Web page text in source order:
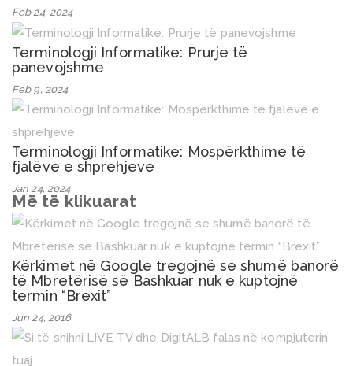
Feb 24, 2024
Terminologji Informatike: Prurje të
panevojshme
Feb 9, 2024
Terminologji Informatike: Mospërkthime të
fjalëve e shprehjeve
Jan 24, 2024
Më të klikuarat
Kërkimet në Google tregojnë se shumë banorë
të Mbretërisë së Bashkuar nuk e kuptojnë
termin “Brexit”
Jun 24, 2016